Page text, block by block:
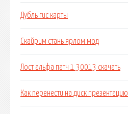
Дубль гис карты
Скайрим стань ярлом мод
Лост альфа патч 1 30013 скачать
Как перенести на диск презентацию